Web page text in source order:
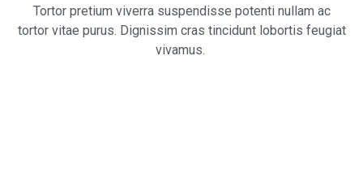
Tortor pretium viverra suspendisse potenti nullam ac
tortor vitae purus. Dignissim cras tincidunt lobortis feugiat
vivamus.